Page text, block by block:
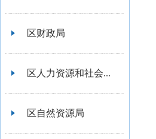
区财政局
区人力资源和社会...
区自然资源局